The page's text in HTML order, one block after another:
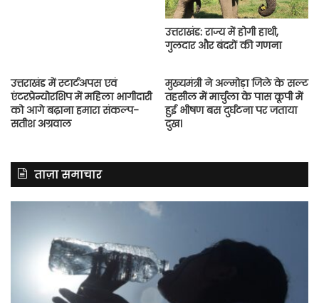
उत्तराखंड: राज्य में होगी हाथी,
गुलदार और बंदरों की गणना
उत्तराखंड में स्टार्टअपस एवं
एंटरप्रेन्योरशिप में महिला भागीदारी
को आगे बढ़ाना हमारा संकल्प-
सतीश अग्रवाल
मुख्यमंत्री ने अल्मोड़ा जिले के सल्ट
तहसील में मार्चुला के पास कूपी में
हुई भीषण बस दुर्घटना पर जताया
दुख।
ताज़ा समाचार